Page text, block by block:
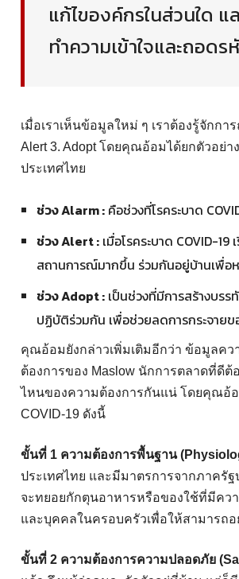
แก้ไของค์กรในส่วนใด
ทำความเข้าใจและถอด
เมื่อเราเห็นข้อมูลใหม่ ๆ เราต้องรู้จักก
Alert 3. Adopt โดยคุณอ้อมได้ยกตัวอย่
ประเทศไทย
ช่วง Alarm : คือช่วงที่โรคระบาด
ช่วง Alert : เมื่อโรคระบาด COVID-
สถานการณ์มากขึ้น ร่วมกันอยู่บ้านเพื่อ
ช่วง Adopt : เป็นช่วงที่มีการสร้างบร
ปฏิบัติร่วมกัน เพื่อช่วยลดการกระจายข
คุณอ้อมยังกล่าวเพิ่มเติมอีกว่า ข้อมูลค
ต้องการของ Maslow นักการตลาดที่ดี
ไหนของความต้องการกันแน่ โดยคุณอ้
COVID-19 ดังนี้
ขั้นที่ 1 ความต้องการพื้นฐาน
ประเทศไทย และมีมาตรการจากภาครั
จะทยอยกักตุนอาหารหรือของใช้ที่มีคว
และบุคคลในครอบครัวเพื่อให้สามารถ
ขั้นที่ 2 ความต้องการความปลอดภัย